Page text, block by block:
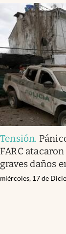
Tensión.
FARC
graves daños
miércoles, 17 de